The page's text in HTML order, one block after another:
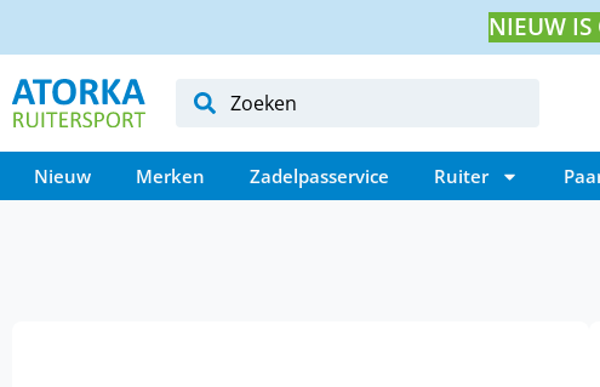
NIEUW IS
Nieuw Merken Zadelpasservice Ruiter